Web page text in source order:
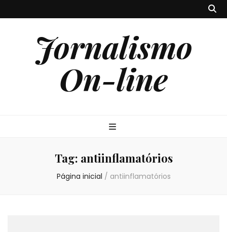
Jornalismo
On-line
Tag: antiinflamatórios
Página inicial / antiinflamatórios